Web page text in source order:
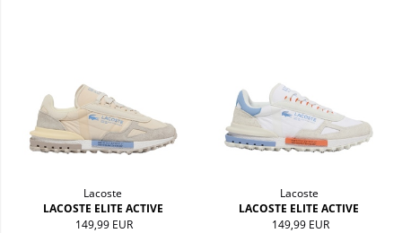
Lacoste
LACOSTE ELITE ACTIVE
149,99 EUR
Lacoste
LACOSTE ELITE ACTIVE
149,99 EUR